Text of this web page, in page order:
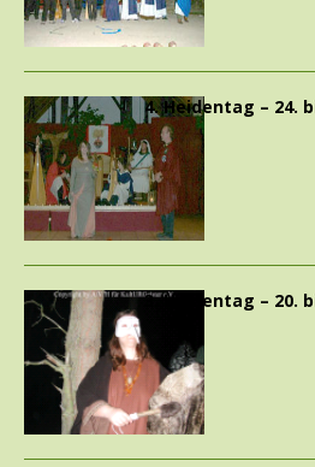
4. Heidentag – 24.
3. Heidentag – 20.